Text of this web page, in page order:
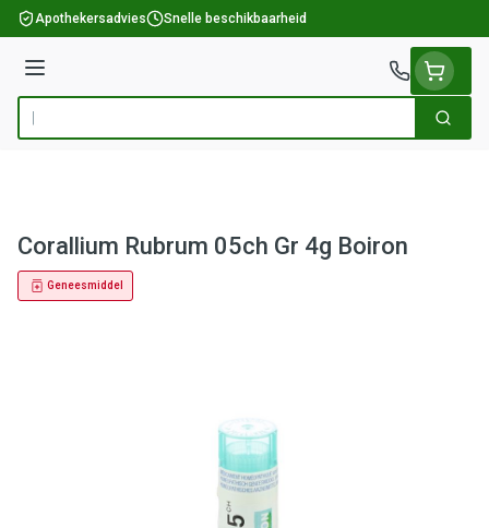
Ga naar de inhoud
Apothekersadvies Snelle beschikbaarheid
Menu
Product, merk, categorie... Zoek
Corallium Rubrum 05ch Gr 4g Boiron
Geneesmiddel